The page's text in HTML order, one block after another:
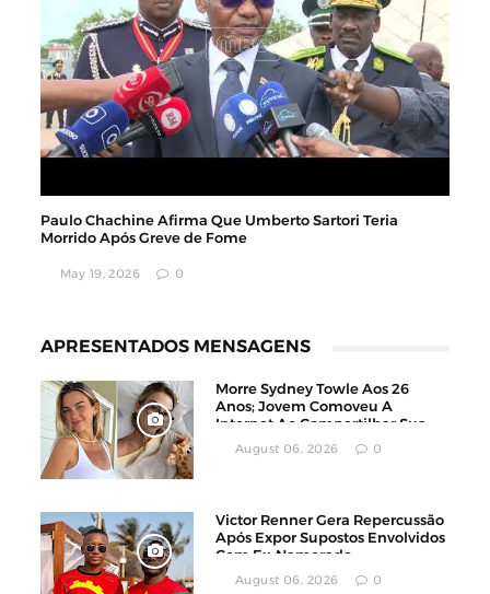
Paulo Chachine Afirma Que Umberto Sartori Teria
Morrido Após Greve de Fome
May 19, 2026 0
APRESENTADOS MENSAGENS
Morre Sydney Towle Aos 26
Anos; Jovem Comoveu A
Internet Ao Compartilhar Sua
Luta Contra O Câncer
August 06, 2026 0
Victor Renner Gera Repercussão
Após Expor Supostos Envolvidos
Com Ex-Namorado
August 06, 2026 0